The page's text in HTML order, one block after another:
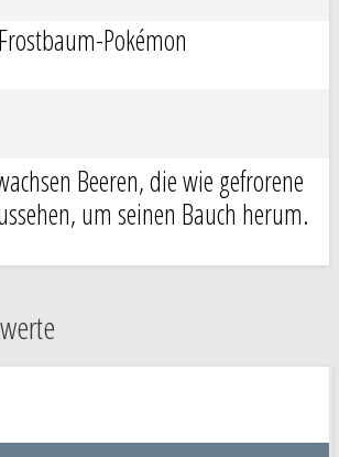
Frostbaum-Pokémon
Beeren, die wie gefrorene
um seinen Bauch herum.